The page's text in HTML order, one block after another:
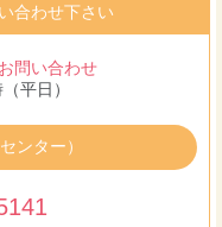
合わせ下さい
問い合わせ
平日）
ンター）